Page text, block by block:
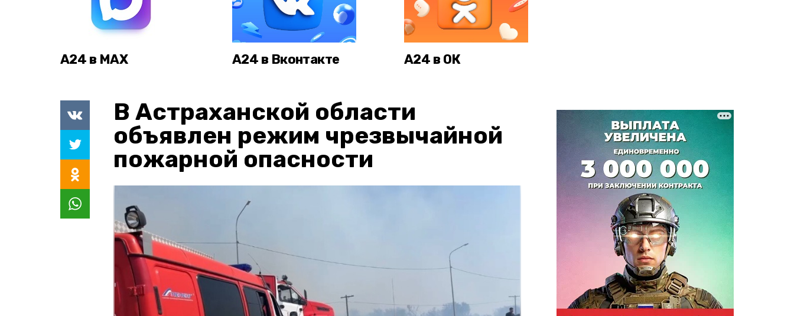
А24 в MAX А24 в Вконтакте А24 в ОК
В Астраханской области
объявлен режим чрезвычайной
пожарной опасности